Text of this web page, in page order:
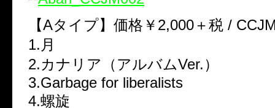
【Aタイプ】価格￥2,000＋税 /
1.月
2.カナリア（アルバムVer.）
3.Garbage for liberalists
4.螺旋